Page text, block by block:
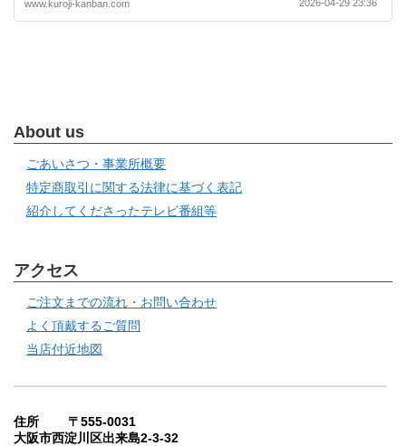
www.kuroji-kanban.com 2026-04-29 23:36
About us
ごあいさつ・事業所概要
特定商取引に関する法律に基づく表記
紹介してくださったテレビ番組等
アクセス
ご注文までの流れ・お問い合わせ
よく頂戴するご質問
当店付近地図
住所 〒555-0031
大阪市西淀川区出来島2-3-32